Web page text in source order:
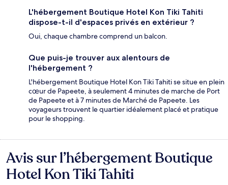
L'hébergement Boutique Hotel Kon Tiki Tahiti
dispose-t-il d'espaces privés en extérieur ?
Oui, chaque chambre comprend un balcon.
Que puis-je trouver aux alentours de
l'hébergement ?
L'hébergement Boutique Hotel Kon Tiki Tahiti se situe en plein
cœur de Papeete, à seulement 4 minutes de marche de Port
de Papeete et à 7 minutes de Marché de Papeete. Les
voyageurs trouvent le quartier idéalement placé et pratique
pour le shopping.
Avis
Avis sur l’hébergement Boutique
Hotel Kon Tiki Tahiti